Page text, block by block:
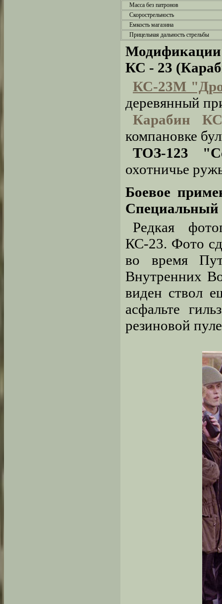
Масса без патронов
Скорострельность
Емкость магазина
Прицельная дальность стрельбы
КС - 23
КС-23М
деревянный
Карабин
компановке
ТОЗ-123
охотничье
Боевое
Специальный
Редкая
КС-23. Фото
во время
Внутренних
виден ствол
асфальте
резиновой